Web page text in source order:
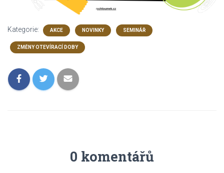
Kategorie: AKCE NOVINKY SEMINÁŘ
ZMĚNY OTEVÍRACÍ DOBY
0 komentářů